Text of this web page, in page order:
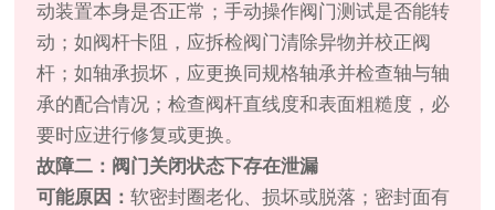
动装置本身是否正常；手动操作阀门测试是否能转
动；如阀杆卡阻，应拆检阀门清除异物并校正阀
杆；如轴承损坏，应更换同规格轴承并检查轴与轴
承的配合情况；检查阀杆直线度和表面粗糙度，必
要时应进行修复或更换。
故障二：阀门关闭状态下存在泄漏
可能原因：软密封圈老化、损坏或脱落；密封面有